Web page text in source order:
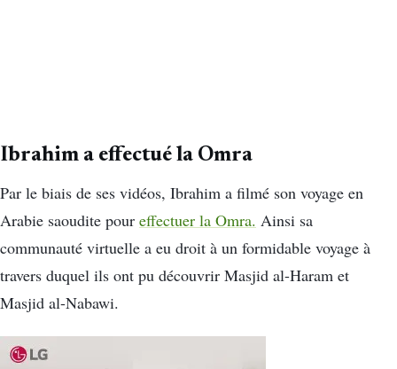
Ibrahim a effectué la Omra
Par le biais de ses vidéos, Ibrahim a filmé son voyage en
Arabie saoudite pour effectuer la Omra. Ainsi sa
communauté virtuelle a eu droit à un formidable voyage à
travers duquel ils ont pu découvrir Masjid al-Haram et
Masjid al-Nabawi.